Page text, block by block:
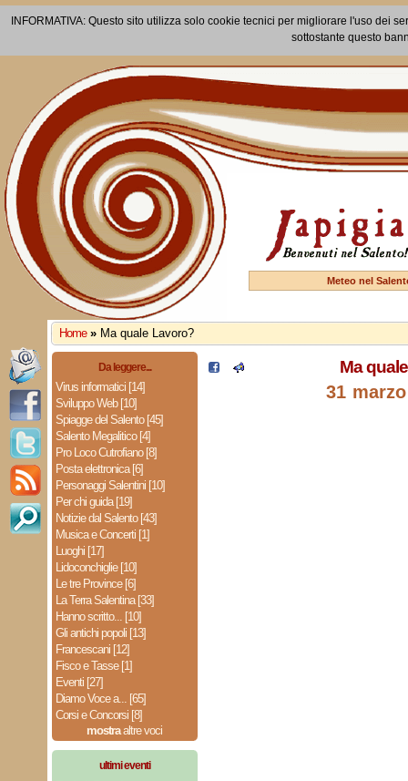
INFORMATIVA: Questo sito utilizza solo cookie tecnici per migliorare l'uso dei
sottostante questo
Meteo nel
Home » Ma quale Lavoro?
Da leggere...
Virus informatici [14]
Sviluppo Web [10]
Spiagge del Salento [45]
Salento Megalitico [4]
Pro Loco Cutrofiano [8]
Posta elettronica [6]
Personaggi Salentini [10]
Per chi guida [19]
Notizie dal Salento [43]
Musica e Concerti [1]
Luoghi [17]
Lidoconchiglie [10]
Le tre Province [6]
La Terra Salentina [33]
Hanno scritto... [10]
Gli antichi popoli [13]
Francescani [12]
Fisco e Tasse [1]
Eventi [27]
Diamo Voce a... [65]
Corsi e Concorsi [8]
mostraaltre voci
ultimi eventi
Ma
31